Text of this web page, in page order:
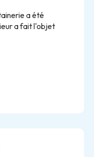
a été
a fait l'objet